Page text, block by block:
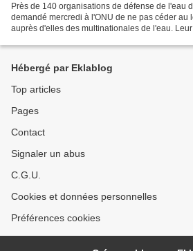
Près de 140 organisations de défense de l'eau
demandé mercredi à l'ONU de ne pas céder au
auprès d'elles des multinationales de l'eau.
Hébergé par Eklablog
Top articles
Pages
Contact
Signaler un abus
C.G.U.
Cookies et données personnelles
Préférences cookies